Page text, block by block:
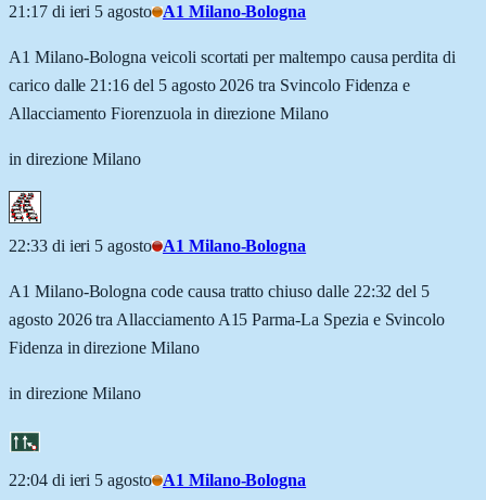
21:17 di ieri 5 agosto A1 Milano-Bologna
A1 Milano-Bologna veicoli scortati per maltempo causa perdita di
carico dalle 21:16 del 5 agosto 2026 tra Svincolo Fidenza e
Allacciamento Fiorenzuola in direzione Milano
in direzione Milano
22:33 di ieri 5 agosto A1 Milano-Bologna
A1 Milano-Bologna code causa tratto chiuso dalle 22:32 del 5
agosto 2026 tra Allacciamento A15 Parma-La Spezia e Svincolo
Fidenza in direzione Milano
in direzione Milano
22:04 di ieri 5 agosto A1 Milano-Bologna